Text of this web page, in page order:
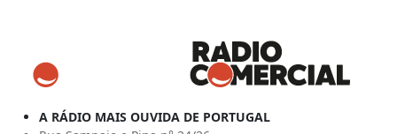
A RÁDIO MAIS OUVIDA DE PORTUGAL